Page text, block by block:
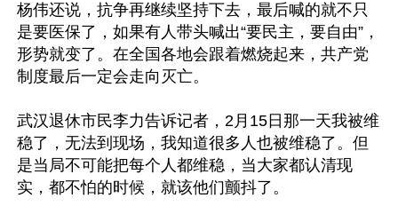
杨伟还说，抗争再继续坚持下去，最后喊的就不只
是要医保了，如果有人带头喊出“要民主，要自由”，
形势就变了。在全国各地会跟着燃烧起来，共产党
制度最后一定会走向灭亡。
武汉退休市民李力告诉记者，2月15日那一天我被维
稳了，无法到现场，我知道很多人也被维稳了。但
是当局不可能把每个人都维稳，当大家都认清现
实，都不怕的时候，就该他们颤抖了。